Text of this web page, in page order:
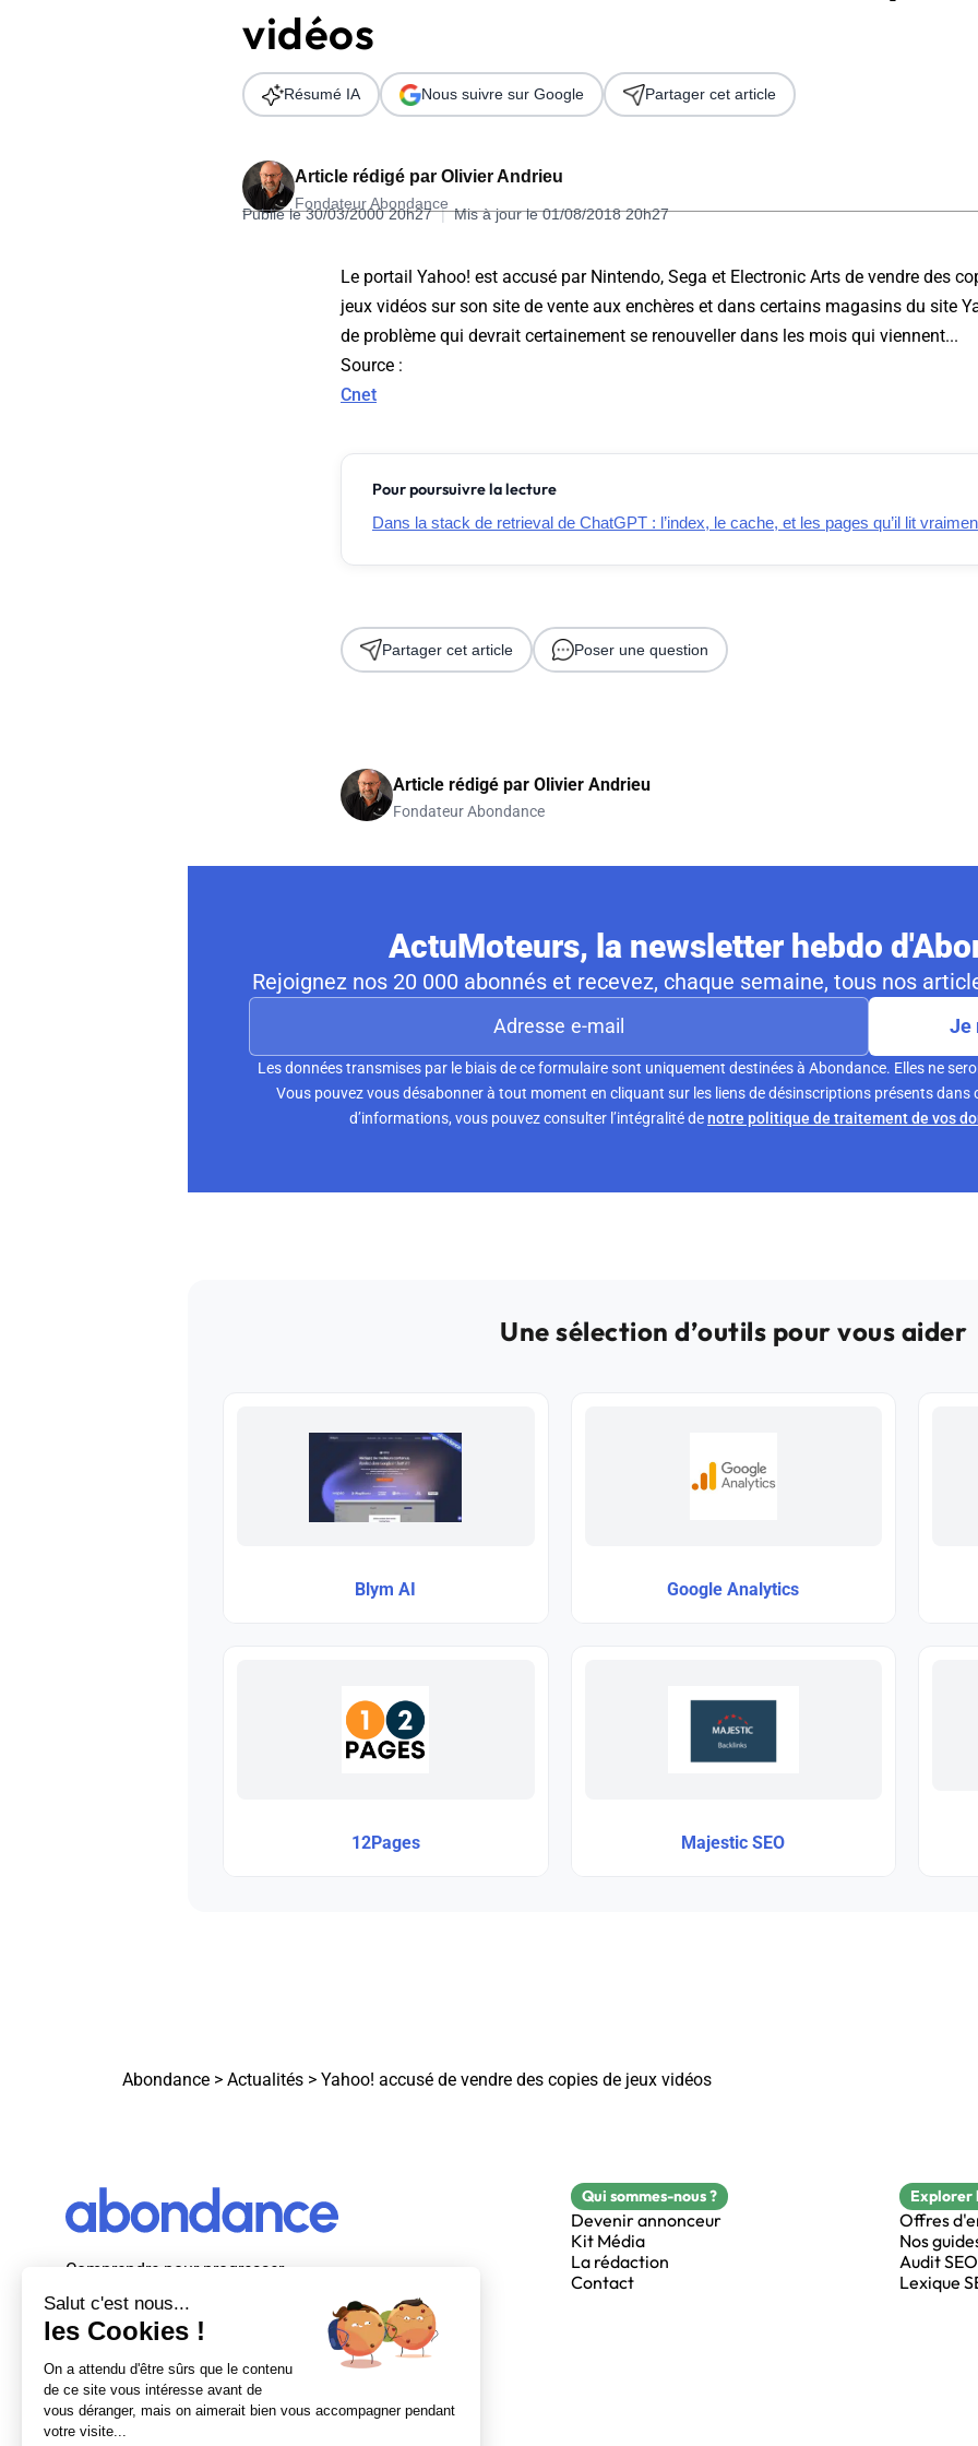
Télécharger l'Ebook
Formation SEO & GEO - Edition 2026
244.30€ HT au lieu de 349€ pendant 1 mois !
vidéos
Article rédigé par Olivier Andrieu
Fondateur Abondance
Publié le 30/03/2000 20h27 | Mis à jour le 01/08/2018 20h27
Résumé IA Nous suivre sur Google Partager cet article
Le portail Yahoo! est accusé par Nintendo, Sega et Electronic Arts de vendre des
jeux vidéos sur son site de vente aux enchères et dans certains magasins du site
de problème qui devrait certainement se renouveller dans les mois qui viennent...
Source :
Cnet
Pour poursuivre la lecture
Dans la stack de retrieval de ChatGPT : l’index, le cache, et les pages qu’il lit
Partager cet article Poser une question
Article rédigé par Olivier Andrieu
Fondateur Abondance
ActuMoteurs, la newsletter hebdo
Rejoignez nos 20 000 abonnés et recevez, chaque semaine, tous nos
Je
Les données transmises par le biais de ce formulaire sont uniquement destinées à Abondance. Elles ne
Vous pouvez vous désabonner à tout moment en cliquant sur les liens de désinscriptions présents dans
d’informations, vous pouvez consulter l’intégralité denotre politique de traitement de vos
Une sélection d’outils pour vous aider
Blym AI Google Analytics
12Pages Majestic SEO
Abondance > Actualités > Yahoo! accusé de vendre des copies de jeux vidéos
Comprendre pour progresser
Abondance, le premier média d’actualité
autour du SEO et des moteurs de recherche
en France.
Qui sommes-nous ?
Devenir annonceur
Kit Média
La rédaction
Contact
Explorer
Offres
Nos
Audit SEO
Lexique